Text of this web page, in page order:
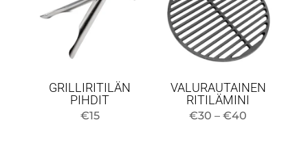
GRILLIRITILÄN
PIHDIT
€15
VALURAUTAINEN
RITILÄMINI
€30 – €40